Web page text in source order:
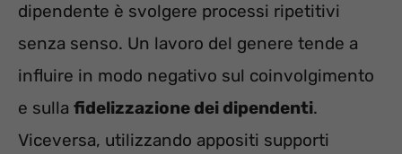
dipendente è svolgere processi ripetitivi
senza senso. Un lavoro del genere tende a
influire in modo negativo sul coinvolgimento
e sulla fidelizzazione dei dipendenti.
Viceversa, utilizzando appositi supporti